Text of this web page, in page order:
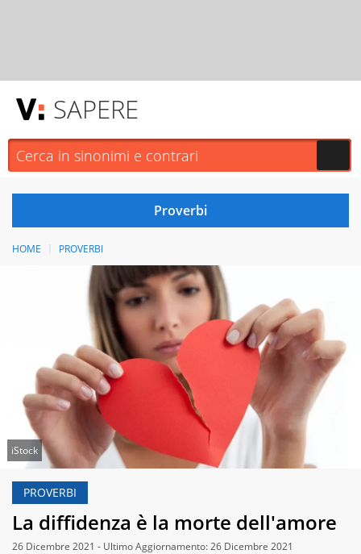
SAPERE
HOME PROVERBI
iStock
PROVERBI
La diffidenza è la morte dell'amore
26 Dicembre 2021 - Ultimo Aggiornamento: 26 Dicembre 2021